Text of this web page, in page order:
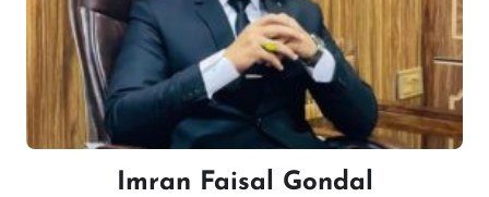
Imran Faisal Gondal